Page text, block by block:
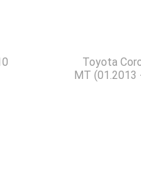
Toyota
MT (01.2013